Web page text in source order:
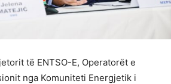
të ENTSO-E, Operatorët e
nga Komuniteti Energjetik i